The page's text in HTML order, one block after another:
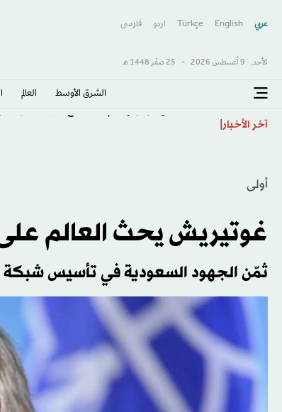
عربي English
Türkçe اردو فارسى
الأحد, 9 أغسطس 2026 - 25 صفَر 1448 هـ
الشرق الأوسط​ العالم
آخر الأخبار
أولى
غوتيريش يحث العالم على
ثمّن الجهود السعودية في تأسيس شبكة